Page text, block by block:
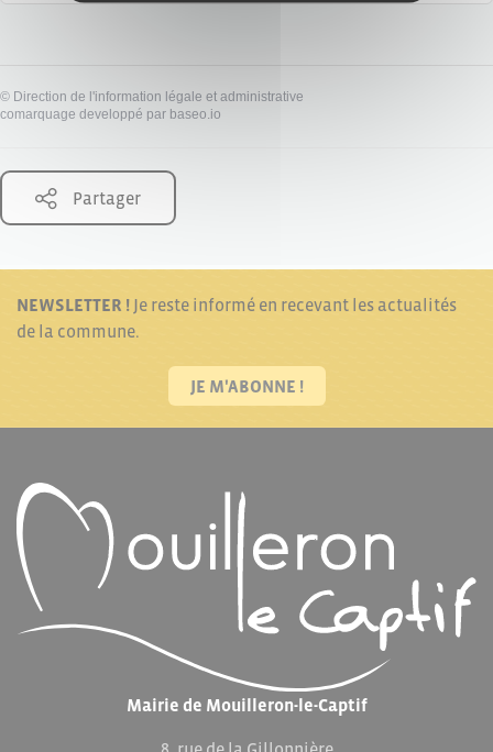
© Direction de l'information légale et administrative
comarquage developpé par baseo.io
Partager
NEWSLETTER ! Je reste informé en recevant les actualités
de la commune.
JE M'ABONNE !
Mairie de Mouilleron-le-Captif